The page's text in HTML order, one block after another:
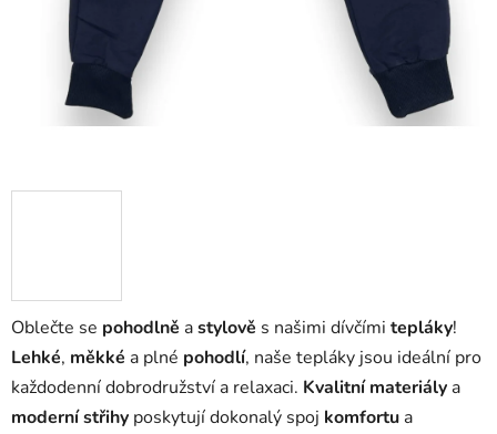
Oblečte se pohodlně astylově s našimi dívčími tepláky!
Lehké, měkké a plné pohodlí, naše tepláky jsou ideální pro
každodenní dobrodružství a relaxaci. Kvalitní materiály a
moderní střihy poskytují dokonalý spoj komfortu a